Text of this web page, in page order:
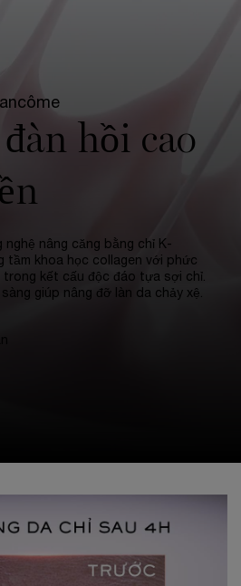
hồi cao
nghệ nâng căng bằng chỉ K-
tầm khoa học collagen với phức
kết cấu độc đáo tựa sợi chỉ.
giúp nâng đỡ làn da chảy xệ.